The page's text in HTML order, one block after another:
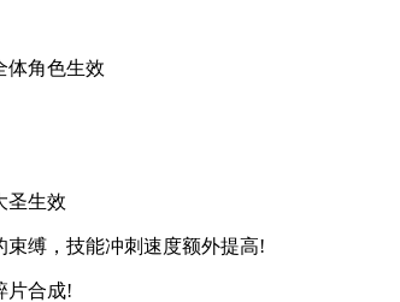
角色生效
生效
缚，技能冲刺速度额外提高!
合成!